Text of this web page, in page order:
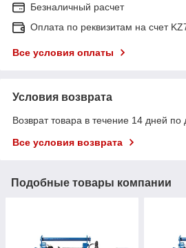
Безналичный расчет
Оплата по реквизитам на счет
Все условия оплаты
Условия возврата
Возврат товара в течение 14 дней по
Все условия возврата
Подобные товары компании